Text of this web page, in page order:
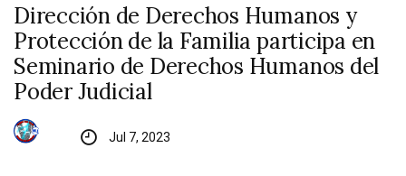
Dirección de Derechos Humanos y
Protección de la Familia participa en
Seminario de Derechos Humanos del
Poder Judicial
Jul 7, 2023